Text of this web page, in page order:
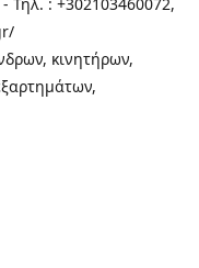
κινητήρων,